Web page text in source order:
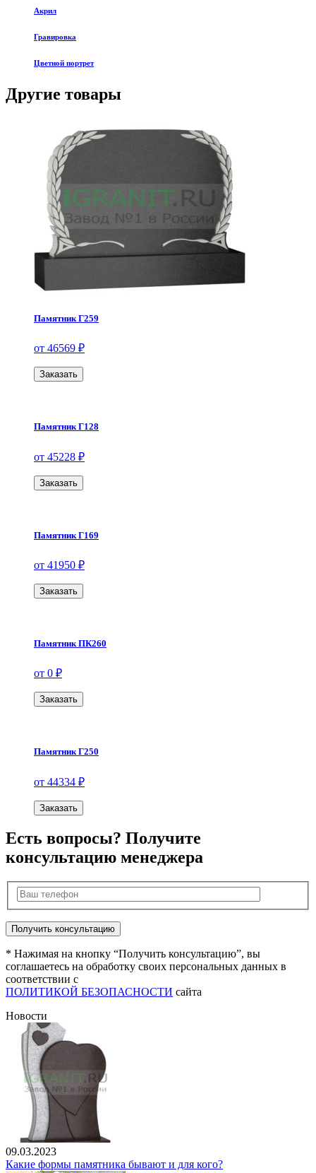
Акрил
Гравировка
Цветной портрет
Другие товары
Памятник Г259
от 46569 ₽
Заказать
Памятник Г128
от 45228 ₽
Заказать
Памятник Г169
от 41950 ₽
Заказать
Памятник ПК260
от 0 ₽
Заказать
Памятник Г250
от 44334 ₽
Заказать
Есть вопросы? Получите
консультацию менеджера
* Нажимая на кнопку “Получить консультацию”, вы
соглашаетесь на обработку своих персональных данных в
соответствии с
ПОЛИТИКОЙ БЕЗОПАСНОСТИ сайта
Новости
09.03.2023
Какие формы памятника бывают и для кого?